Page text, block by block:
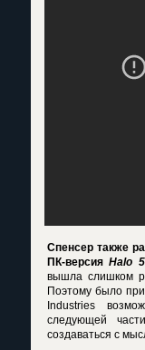
Спенсер также
ПК-версияHalo
вышла слишком
Поэтому было
Industries
следующей
создаваться с